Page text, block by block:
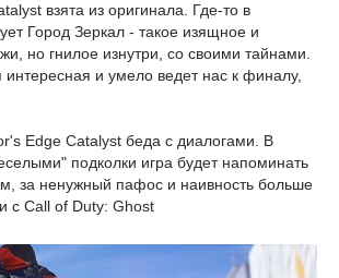
взята из оригинала. Где-то в
Город Зеркал - такое изящное и
но гнилое изнутри, со своими тайнами.
и умело ведет нас к финалу,
Edge Catalyst беда с диалогами. В
подколки игра будет напоминать
за ненужный пафос и наивность больше
с Call of Duty: Ghost